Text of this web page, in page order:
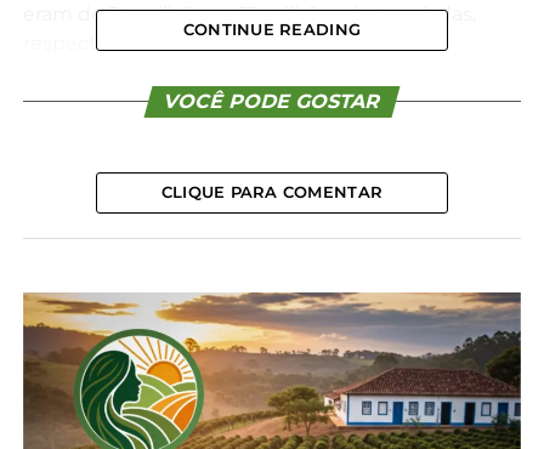
eram de 54 milhões e 53 milhões de toneladas,
respectivamente.
SAFRAS indica importação de 110 mil toneladas em
2024, contra 181 mil toneladas em 2023.
Em relação à temporada 2024, a oferta total de soja
deverá recuar 4%, passando para 156,77 milhões de
toneladas. A demanda total está projetada por
4% sobre o ano anterior. Desta forma, os estoques
finais deverão cair 16%, passando de 5,306 milhões
para 4,472 milhões de toneladas.
SAFRAS trabalha com uma produção de farelo de
soja de 41,68 milhões de toneladas em 2024,
CONTINUE READING
VOCÊ PODE GOSTAR
CLIQUE PARA COMENTAR